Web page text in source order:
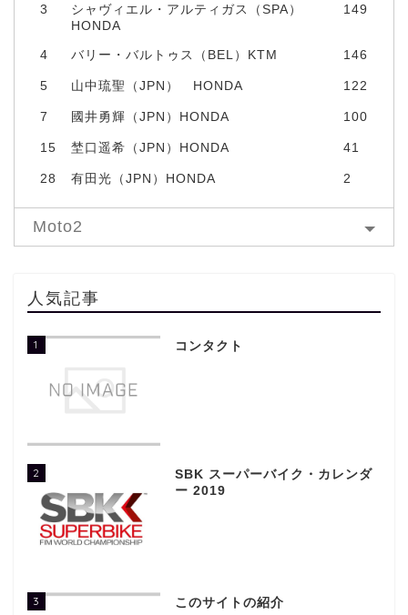
3
シャヴィエル・アルティガス（SPA）
HONDA
149
4 バリー・バルトゥス（BEL）KTM 146
5 山中琉聖（JPN） HONDA 122
7 國井勇輝（JPN）HONDA 100
15 埜口遥希（JPN）HONDA 41
28 有田光（JPN）HONDA 2
Moto2
人気記事
1 コンタクト
2
SBK スーパーバイク・カレンダ
ー 2019
3 このサイトの紹介